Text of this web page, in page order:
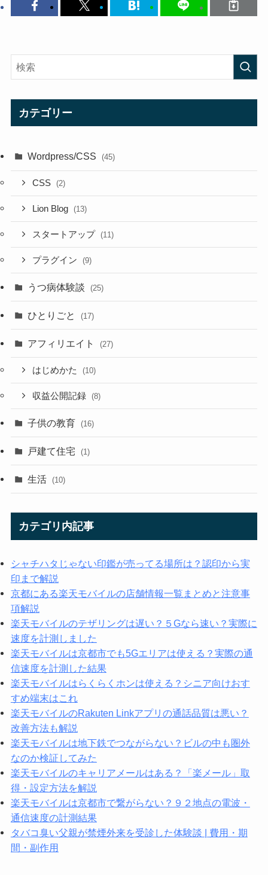
カテゴリー
Wordpress/CSS (45)
CSS (2)
Lion Blog (13)
スタートアップ (11)
プラグイン (9)
うつ病体験談 (25)
ひとりごと (17)
アフィリエイト (27)
はじめかた (10)
収益公開記録 (8)
子供の教育 (16)
戸建て住宅 (1)
生活 (10)
カテゴリ内記事
シャチハタじゃない印鑑が売ってる場所は？認印から実
印まで解説
京都にある楽天モバイルの店舗情報一覧まとめと注意事
項解説
楽天モバイルのテザリングは遅い？５Gなら速い？実際に
速度を計測しました
楽天モバイルは京都市でも5Gエリアは使える？実際の通
信速度を計測した結果
楽天モバイルはらくらくホンは使える？シニア向けおす
すめ端末はこれ
楽天モバイルのRakuten Linkアプリの通話品質は悪い？
改善方法も解説
楽天モバイルは地下鉄でつながらない？ビルの中も圏外
なのか検証してみた
楽天モバイルのキャリアメールはある？「楽メール」取
得・設定方法を解説
楽天モバイルは京都市で繋がらない？９２地点の電波・
通信速度の計測結果
タバコ臭い父親が禁煙外来を受診した体験談 | 費用・期
間・副作用